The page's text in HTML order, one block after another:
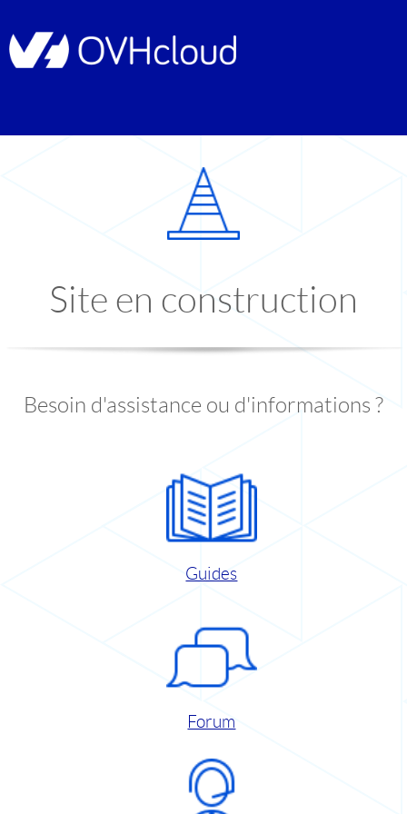
Site en construction
Besoin d'assistance ou d'informations ?
Guides
Forum